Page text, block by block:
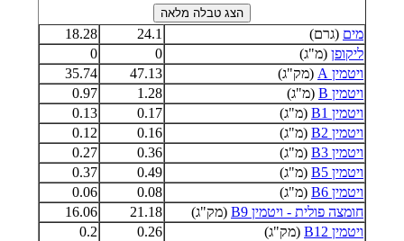
מים (גרם) 24.1
18.28
ליקופן (מ"ג) 0
0
ויטמין A
(מק"ג) 47.13
35.74
ויטמין B
(מ"ג) 1.28
0.97
ויטמין B1
(מ"ג) 0.17
0.13
ויטמין B2
(מ"ג) 0.16
0.12
ויטמין B3
(מ"ג) 0.36
0.27
ויטמין B5
(מ"ג) 0.49
0.37
ויטמין B6
(מ"ג) 0.08
0.06
חומצה פולית - ויטמין B9
(מק"ג) 21.18
16.06
ויטמין B12
(מק"ג) 0.26
0.2